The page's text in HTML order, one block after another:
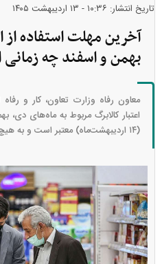
تاریخ انتشار: ۱۰:۳۶ - ۱۳ ارديبهشت ۱۴۰۵
آخرین مهلت استفاده از
بهمن و اسفند چه
معاون رفاه وزارت تعاون، کار و
اعتبار کالابرگ مربوط به ماه‌های دی،
(۱۴ اردیبهشت‌ماه) معتبر است و به هیچ عنوان تمدید نخواهد شد.